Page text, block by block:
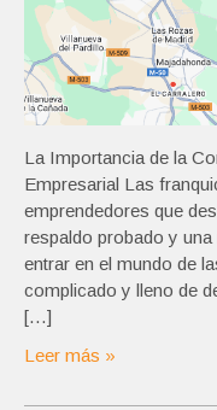
La Importancia de la
Empresarial Las
emprendedores que
respaldo probado y
entrar en el mundo de
complicado y lleno de
[…]
Leer más »